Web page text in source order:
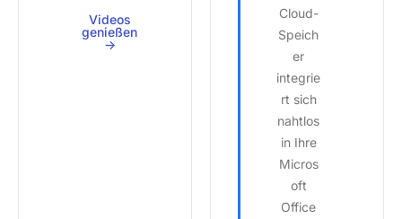
Videos
genießen
->
Cloud-
Speich
er
integrie
rt sich
nahtlos
in Ihre
Micros
oft
Office